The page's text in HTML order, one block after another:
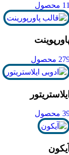
محصول
محصول
محصول